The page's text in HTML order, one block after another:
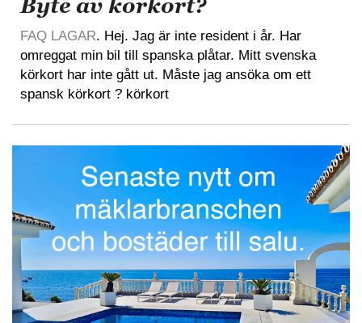
Byte av körkort?
FAQ LAGAR. Hej. Jag är inte resident i år. Har
omreggat min bil till spanska plåtar. Mitt svenska
körkort har inte gått ut. Måste jag ansöka om ett
spansk körkort ? körkort